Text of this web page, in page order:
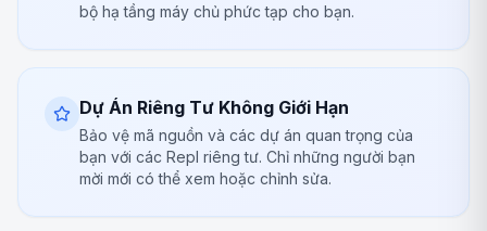
bộ hạ tầng máy chủ phức tạp cho bạn.
Dự Án Riêng Tư Không Giới Hạn
Bảo vệ mã nguồn và các dự án quan trọng của
bạn với các Repl riêng tư. Chỉ những người bạn
mời mới có thể xem hoặc chỉnh sửa.